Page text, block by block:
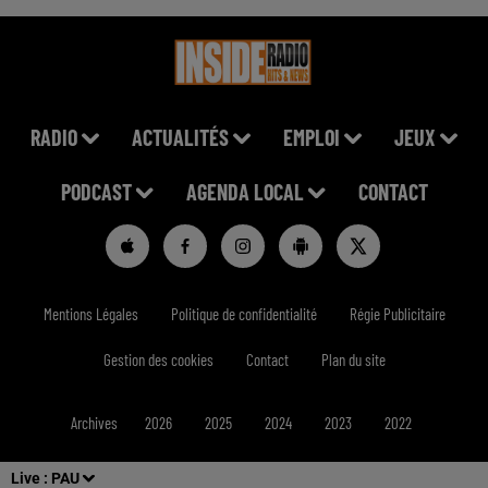
Live : PAU
RADIO ACTUALITÉS EMPLOI JEUX
PODCAST AGENDA LOCAL CONTACT
Mentions Légales Politique de confidentialité Régie Publicitaire
Gestion des cookies Contact Plan du site
Archives 2026 2025 2024 2023 2022